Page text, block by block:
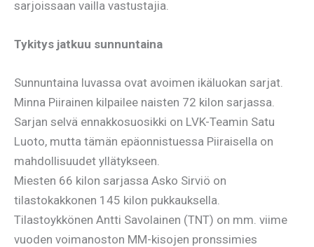
sarjoissaan vailla vastustajia.
Tykitys jatkuu sunnuntaina
Sunnuntaina luvassa ovat avoimen ikäluokan sarjat.
Minna Piirainen kilpailee naisten 72 kilon sarjassa.
Sarjan selvä ennakkosuosikki on LVK-Teamin Satu
Luoto, mutta tämän epäonnistuessa Piiraisella on
mahdollisuudet yllätykseen.
Miesten 66 kilon sarjassa Asko Sirviö on
tilastokakkonen 145 kilon pukkauksella.
Tilastoykkönen Antti Savolainen (TNT) on mm. viime
vuoden voimanoston MM-kisojen pronssimies